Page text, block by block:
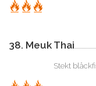
38. Meuk Thai
Stekt